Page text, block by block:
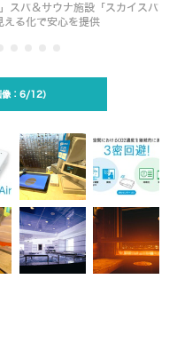
スパ＆サウナ施設「スカイスパ
る化で安心を提供
6/12